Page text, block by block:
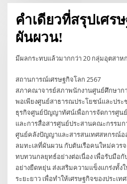
คำเดียวที่สรุปเศร
ผันผวน!
มีผลกระทบแล้วมากกว่า 20 กลุ่มอุตสาห
สถานการณ์เศรษฐกิจโลก 2567
สภาคณาจารย์สภาพนักงานศูนย์ศึกษาก
พอเพียงศูนย์สาธารณประโยชน์และปร
ธุรกิจศูนย์ปัญญาทัศน์เพื่อการจัดการศูน
และการสื่อสารศูนย์ประสานคณะกรรม
ศูนย์คลังปัญญาและสารสนเทศสหกรณ์
ลมทะเลที่ผันผวน กับตันเรือคนใหม่ควร
ทบทวนกลยุทธ์อย่างต่อเนื่อง เพื่อรับมือ
อย่างยืดหยุ่น ส่งเสริมความแข็งแกร่งทั้ง
ระยะยาว เพื่อทำให้เศรษฐกิจของประเ